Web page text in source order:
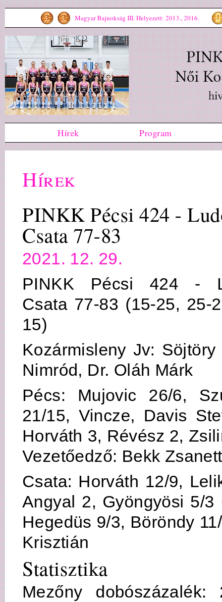
Magyar Bajnokság III. Helyezett: 2013., 2016.
Hírek Program
Hírek
PINKK Pécsi 424 -
Csata 77-83
2021. 12. 29.
PINKK Pécsi 424 -
Csata 77-83 (15-25, 25-
15)
Kozármisleny Jv: Söjtöry
Nimród, Dr. Oláh Márk
Pécs: Mujovic 26/6,
21/15, Vincze, Davis
Horváth 3, Révész 2,
Vezetőedző: Bekk Zsanett
Csata: Horváth 12/9,
Angyal 2, Gyöngyösi 5/3
Hegedüs 9/3, Böröndy
Krisztián
Statisztika
Mezőny